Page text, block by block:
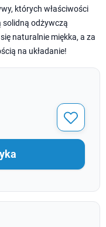
których właściwości
solidną odżywczą
naturalnie miękka, a za
na układanie!